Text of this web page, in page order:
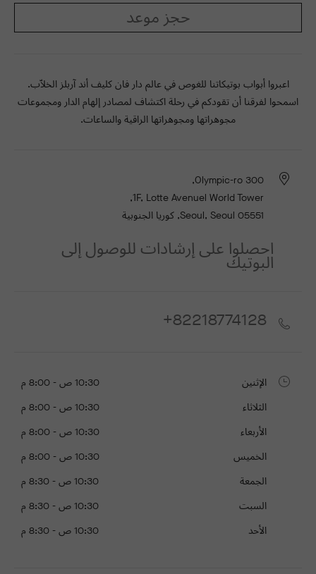
حجز موعد
اعبروا أبواب بوتيكاتنا للغوص في عالم دار فان كليف أند آربلز الخلاّب.
اسمحوا لفرقنا أن تقودكم في رحلة اكتشاف لمصادر إلهام الدار ومجموعات
مجوهراتها ومجوهراتها الراقية والساعات.
300 Olympic-ro,
1F, Lotte Avenuel World Tower,
Seoul, Seoul 05551, كوريا الجنوبية
احصلوا على إرشادات للوصول إلى
البوتيك
+82218774128
الإثنين
10:30 ص - 8:00 م
الثلاثاء
10:30 ص - 8:00 م
الأربعاء
10:30 ص - 8:00 م
الخميس
10:30 ص - 8:00 م
الجمعة
10:30 ص - 8:30 م
السبت
10:30 ص - 8:30 م
الأحد
10:30 ص - 8:30 م